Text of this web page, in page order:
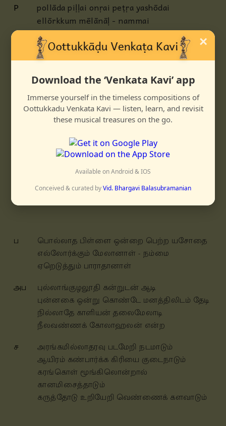
P
pollāda piḷḷai onṛai peṭṛa yashōdai
ellōrkkum mēlānāḷ - nammai
ēṛeḍuttum pārādānāḷ
pullānkuzhaloodi kanṛuḍan āḍi
nillādē kāḷiyan talaimēlāḍi
neelavaṇṇakkōlāhalan enṛa
arangamiḷḷādaravu paḍamēri nāṭamāḍum
karankoḷ moongilonṛāl gānamishaittāḍum
karuttōḍu uṛiyēṛi veṇṇaikkaḷavāḍum
கரஹரப்ரியா
ப
பொல்லாத பிள்ளை ஒன்றை பெற்ற யசோதை
எல்லோர்க்கும் மேலானாள் - நம்மை
ஏறெடுத்தும் பாராதானாள்
அப
புல்லாங்குழலூதி கன்றுடன் ஆடி
புன்னகை ஒன்று கொண்டே மனத்திலிடம் தேடி
நில்லாதே காளியன் தலைமேலாடி
நீலவண்ணக் கோலாஹலன் என்ற
ச
அரங்கமில்லாதரவு படமேறி நடமாடும்
ஆயிரம் கண்பார்க்க கிரியை குடைநாடும்
கரங்கொள் மூங்கிலொன்றால்
கானமிசைத்தாடும்
கருத்தோடு உறியேறி வெண்ணைக் களவாடும்
×
Download the ‘Venkata Kavi’ app
Immerse yourself in the timeless compositions of
Oottukkadu Venkata Kavi — listen, learn, and revisit
these musical treasures on the go.
Available on Android & IOS
Conceived & curated byVid. Bhargavi Balasubramanian